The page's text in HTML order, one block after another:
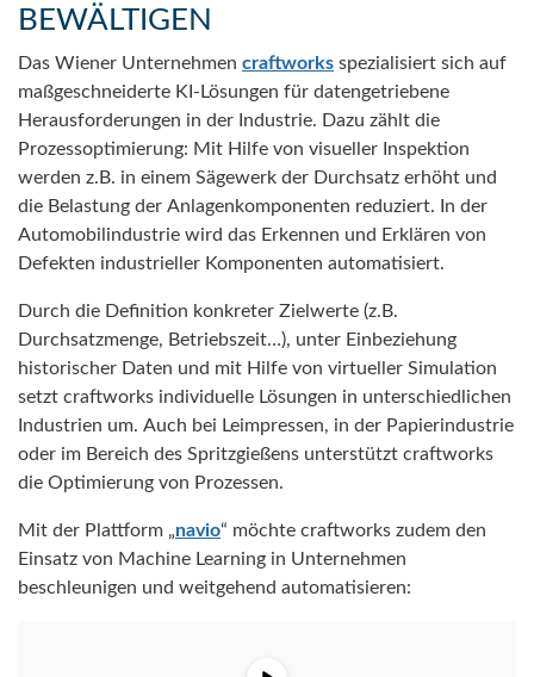
BEWÄLTIGEN
Das Wiener Unternehmen craftworks spezialisiert sich auf
maßgeschneiderte KI-Lösungen für datengetriebene
Herausforderungen in der Industrie. Dazu zählt die
Prozessoptimierung: Mit Hilfe von visueller Inspektion
werden z.B. in einem Sägewerk der Durchsatz erhöht und
die Belastung der Anlagenkomponenten reduziert. In der
Automobilindustrie wird das Erkennen und Erklären von
Defekten industrieller Komponenten automatisiert.
Durch die Definition konkreter Zielwerte (z.B.
Durchsatzmenge, Betriebszeit…), unter Einbeziehung
historischer Daten und mit Hilfe von virtueller Simulation
setzt craftworks individuelle Lösungen in unterschiedlichen
Industrien um. Auch bei Leimpressen, in der Papierindustrie
oder im Bereich des Spritzgießens unterstützt craftworks
die Optimierung von Prozessen.
Mit der Plattform „navio“ möchte craftworks zudem den
Einsatz von Machine Learning in Unternehmen
beschleunigen und weitgehend automatisieren: